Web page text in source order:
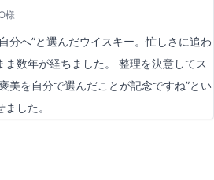
様
分へ”と選んだウイスキー。忙しさに追わ
数年が経ちました。 整理を決意してス
美を自分で選んだことが記念ですね”とい
した。